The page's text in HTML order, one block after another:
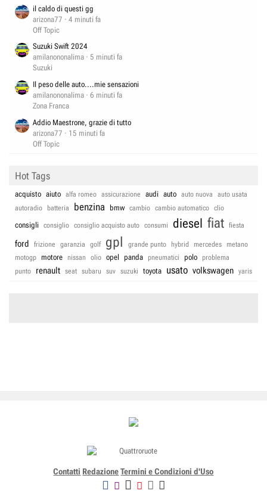
il caldo di questi gg
arizona77
4 minuti fa
Off Topic
Suzuki Swift 2024
amilanononalima
5 minuti fa
Suzuki
Il peso delle auto....mie sensazioni
amilanononalima
6 minuti fa
Zona Franca
Addio Maestrone, grazie di tutto
arizona77
15 minuti fa
Off Topic
Hot Tags
acquisto aiuto alfa romeo assicurazione audi auto auto nuova
auto usata
autoradio
batteria benzina bmw cambio cambio automatico clio
consigli consiglio consiglio acquisto auto consumi diesel fiat fiesta
ford frizione garanzia golf gpl grande punto hybrid mercedes
metano
motogp
motore nissan olio opel panda pneumatici polo
problema
punto
renault seat subaru suv suzuki toyota usato volkswagen yaris
Contatti Redazione Termini e Condizioni d'Uso